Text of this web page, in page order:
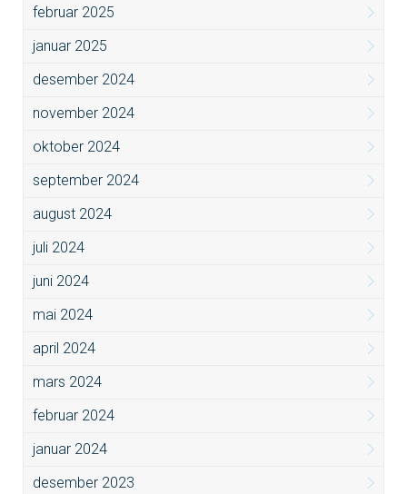
februar 2025
januar 2025
desember 2024
november 2024
oktober 2024
september 2024
august 2024
juli 2024
juni 2024
mai 2024
april 2024
mars 2024
februar 2024
januar 2024
desember 2023